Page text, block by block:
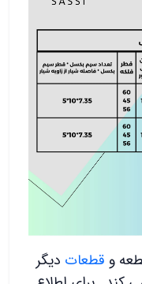
و قطعات دیگر